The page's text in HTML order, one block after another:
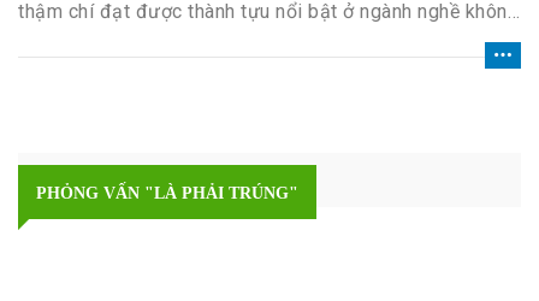
thậm chí đạt được thành tựu nổi bật ở ngành nghề không
liên quan đến tấm bằng đại học. Tuy nhiên, thử thách lớn
Làm sao viết CV khi làm trái ngành
PHỎNG VẤN "LÀ PHẢI TRÚNG"